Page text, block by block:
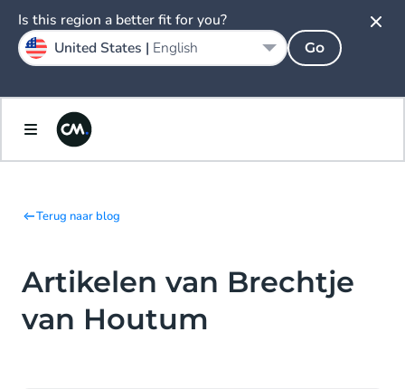
Terug naar blog
Artikelen van Brechtje
van Houtum
Is this region a better fit for you?
United States | English Go